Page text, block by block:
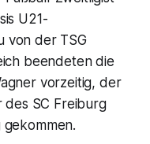
U21-
von der TSG
beendeten die
vorzeitig, der
SC Freiburg